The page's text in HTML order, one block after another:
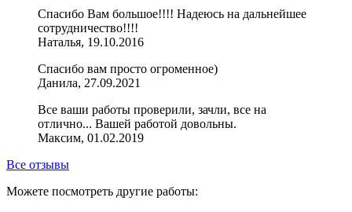
Спасибо Вам большое!!!! Надеюсь на дальнейшее
сотрудничество!!!!
Наталья, 19.10.2016
Спасибо вам просто огроменное)
Данила, 27.09.2021
Все ваши работы проверили, зачли, все на
отлично... Вашей работой довольны.
Максим, 01.02.2019
Все отзывы
Можете посмотреть другие работы: